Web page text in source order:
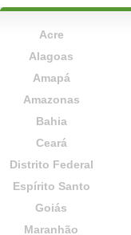
Acre
Alagoas
Amapá
Amazonas
Bahia
Ceará
Distrito Federal
Espírito Santo
Goiás
Maranhão